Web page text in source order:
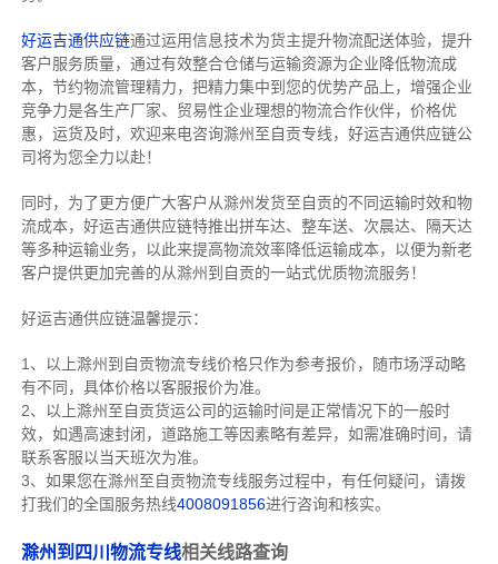
好运吉通供应链通过运用信息技术为货主提升物流配送体验，提升
客户服务质量，通过有效整合仓储与运输资源为企业降低物流成
本，节约物流管理精力，把精力集中到您的优势产品上，增强企业
竞争力是各生产厂家、贸易性企业理想的物流合作伙伴，价格优
惠，运货及时，欢迎来电咨询滁州至自贡专线，好运吉通供应链公
司将为您全力以赴！
同时，为了更方便广大客户从滁州发货至自贡的不同运输时效和物
流成本，好运吉通供应链特推出拼车达、整车送、次晨达、隔天达
等多种运输业务，以此来提高物流效率降低运输成本，以便为新老
客户提供更加完善的从滁州到自贡的一站式优质物流服务！
好运吉通供应链温馨提示：
1、以上滁州到自贡物流专线价格只作为参考报价，随市场浮动略
有不同，具体价格以客服报价为准。
2、以上滁州 至自贡货运公司的运输时间是正常情况下的一般时
效，如遇高速封闭，道路施工等因素略有差异，如需准确时间，请
联系客服以当天班次为准。
3、如果您在滁州 至自贡物流专线服务过程中，有任何疑问，请拨
打我们的全国服务热线4008091856进行咨询和核实。
滁州到四川物流专线相关线路查询